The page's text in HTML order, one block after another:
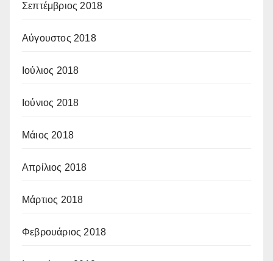
Σεπτέμβριος 2018
Αύγουστος 2018
Ιούλιος 2018
Ιούνιος 2018
Μάιος 2018
Απρίλιος 2018
Μάρτιος 2018
Φεβρουάριος 2018